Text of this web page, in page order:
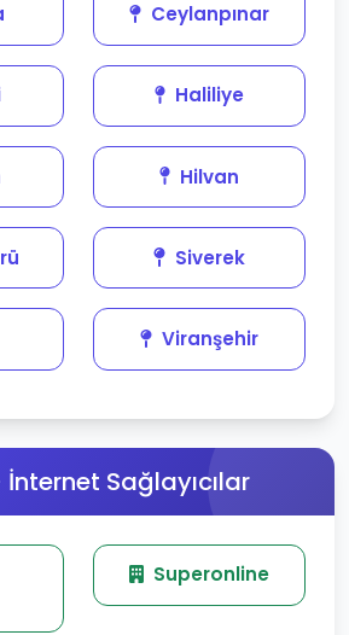
Ceylanpınar
Haliliye
Hilvan
Siverek
Viranşehir
Sağlayıcılar
Superonline